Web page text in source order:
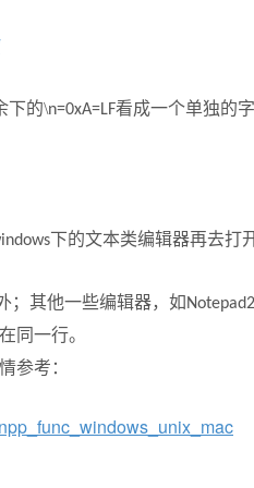
下的\n=0xA=LF看成一个单独的
下的文本类编辑器再去打
；其他一些编辑器，如Notepad2
同一行。
参考：